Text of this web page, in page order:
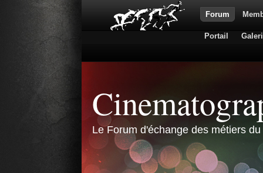
Forum
Portail
Le Forum d'échange des métiers